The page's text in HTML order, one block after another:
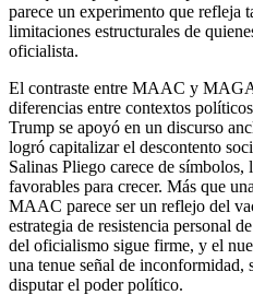
parece un experimento que refleja
limitaciones estructurales de
oficialista.
El contraste entre MAAC y
diferencias entre contextos
Trump se apoyó en un discurso
logró capitalizar el descontento
Salinas Pliego carece de
favorables para crecer. Más que
MAAC parece ser un reflejo del
estrategia de resistencia personal
del oficialismo sigue firme, y el
una tenue señal de inconformidad,
disputar el poder político.